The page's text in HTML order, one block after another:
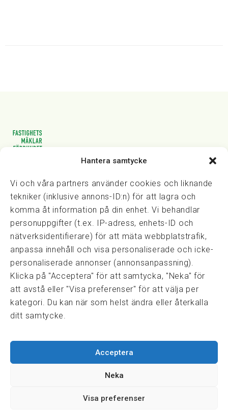
Hantera samtycke
Vi och våra partners använder cookies och liknande
tekniker (inklusive annons-ID:n) för att lagra och
komma åt information på din enhet. Vi behandlar
personuppgifter (t.ex. IP-adress, enhets-ID och
nätverksidentifierare) för att mäta webbplatstrafik,
anpassa innehåll och visa personaliserade och icke-
personaliserade annonser (annonsanpassning).
Klicka på "Acceptera" för att samtycka, "Neka" för
att avstå eller "Visa preferenser" för att välja per
kategori. Du kan när som helst ändra eller återkalla
ditt samtycke.
Acceptera
Neka
Visa preferenser
Vasagatan 28, 111 20 Stockholm
kansli@fmf.se
Snabblänkar
Prisexempel
Medarbetare
Policies & integritet
Information om Cookie-hantering och Google Analytics
Integritetspolicy
Dataskyddsförordningen
Samarbeten
FRN, Fastighetsmarknadens reklamationsnämnd